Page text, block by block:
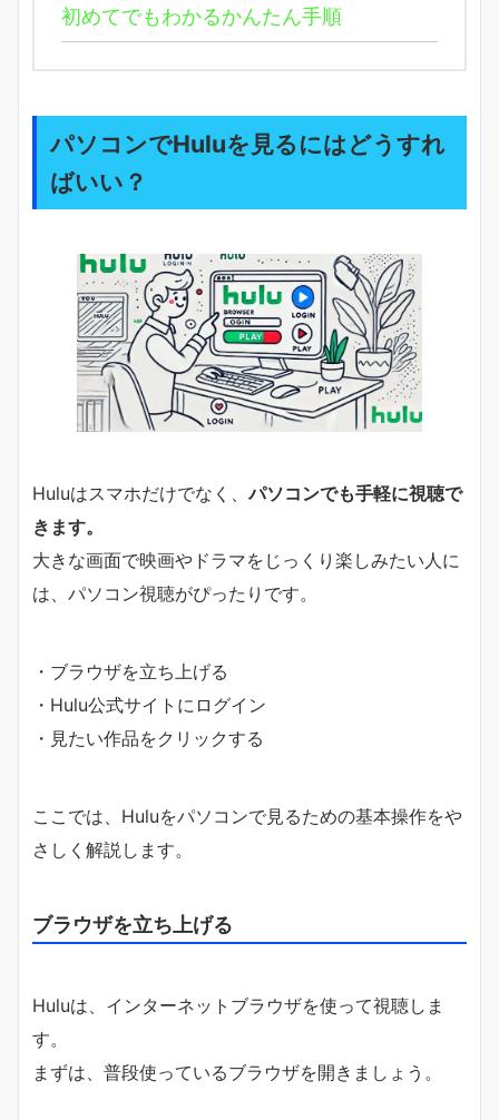
初めてでもわかるかんたん手順
パソコンでHuluを見るにはどうすれ
ばいい？
Huluはスマホだけでなく、パソコンでも手軽に視聴で
きます。
大きな画面で映画やドラマをじっくり楽しみたい人に
は、パソコン視聴がぴったりです。
・ブラウザを立ち上げる
・Hulu公式サイトにログイン
・見たい作品をクリックする
ここでは、Huluをパソコンで見るための基本操作をや
さしく解説します。
ブラウザを立ち上げる
Huluは、インターネットブラウザを使って視聴しま
す。
まずは、普段使っているブラウザを開きましょう。